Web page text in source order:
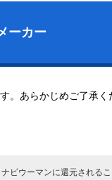
ーカー
あらかじめご了承く
ビウーマンに還元される